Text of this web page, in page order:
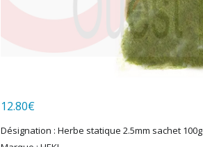
12.80€
Désignation : Herbe statique 2.5mm sachet 100g